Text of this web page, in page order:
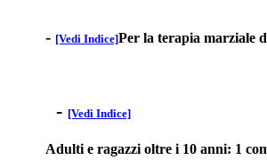
- [Vedi Indice]Per la terapia marziale
- [Vedi Indice]
Adulti e ragazzi oltre i 10 anni: 1